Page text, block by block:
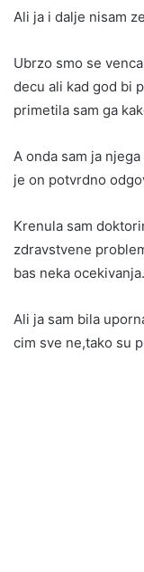
Ali ja i dalje nisam
Ubrzo smo se
decu ali kad god bi
primetila sam ga
A onda sam ja
je on potvrdno
Krenula sam
zdravstvene
bas neka ocekivanja.
Ali ja sam bila
cim sve ne,tako su